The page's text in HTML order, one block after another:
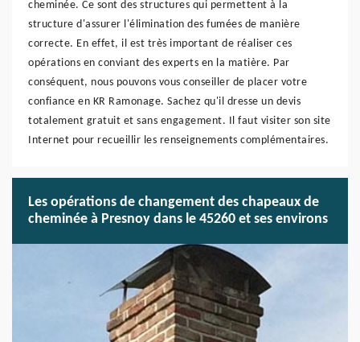
cheminée. Ce sont des structures qui permettent à la
structure d'assurer l'élimination des fumées de manière
correcte. En effet, il est très important de réaliser ces
opérations en conviant des experts en la matière. Par
conséquent, nous pouvons vous conseiller de placer votre
confiance en KR Ramonage. Sachez qu'il dresse un devis
totalement gratuit et sans engagement. Il faut visiter son site
Internet pour recueillir les renseignements complémentaires.
Les opérations de changement des chapeaux de
cheminée à Presnoy dans le 45260 et ses environs